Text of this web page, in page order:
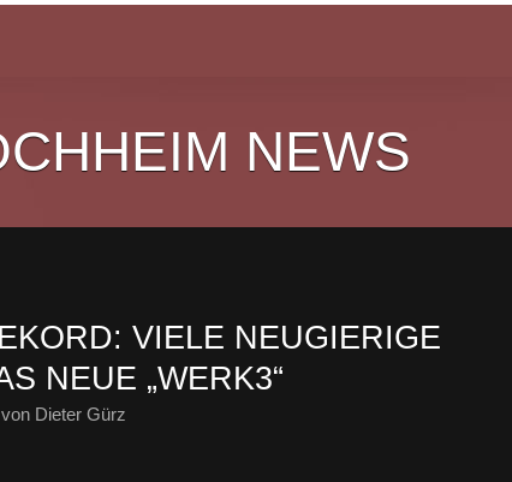
NEWS
VIELE NEUGIERIGE
NEUE „WERK3“
von Dieter Gürz